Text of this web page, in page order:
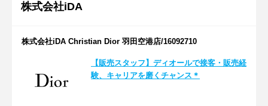
株式会社iDA
株式会社iDA Christian Dior 羽田空港店/16092710
【販売スタッフ】ディオールで接客・販売経
験、キャリアを磨くチャンス＊